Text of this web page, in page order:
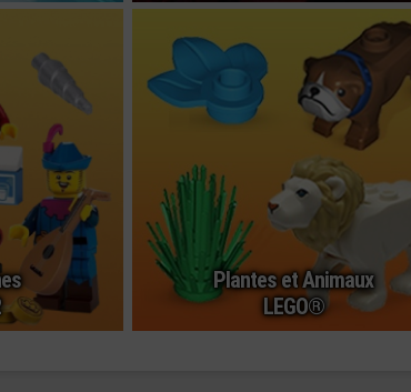
Plantes et Animaux
LEGO®